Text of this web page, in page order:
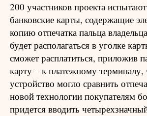
200 участников проекта
банковские карты, содержащие
копию отпечатка пальца
будет располагаться в уголке
сможет расплатиться, приложив
карту – к платежному
устройство могло сравнить
новой технологии покупателям
придется вводить